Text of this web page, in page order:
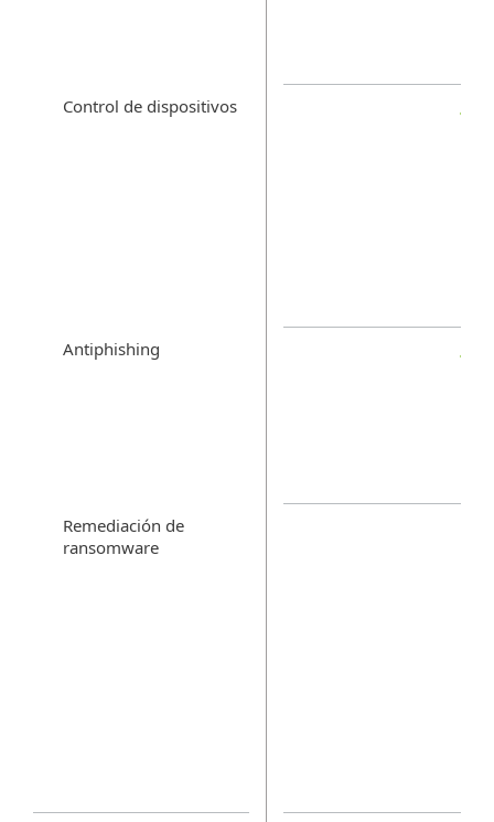
Control de dispositivos
Antiphishing
Remediación de
ransomware